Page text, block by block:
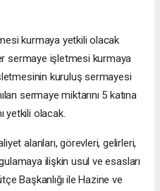
kurmaya yetkili olacak
sermaye işletmesi kurmaya
kuruluş sermayesi
sermaye miktarını 5 katına
yetkili olacak.
alanları, görevleri, gelirleri,
ilişkin usul ve esasları
Başkanlığı ile Hazine ve